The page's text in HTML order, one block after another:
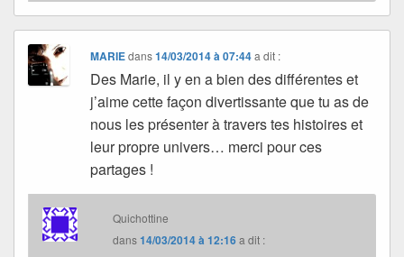
MARIEdans14/03/2014 à 07:44 a dit :
Des Marie, il y en a bien des différentes et
j’aime cette façon divertissante que tu as de
nous les présenter à travers tes histoires et
leur propre univers… merci pour ces
partages !
Quichottine
dans14/03/2014 à 12:16a dit :